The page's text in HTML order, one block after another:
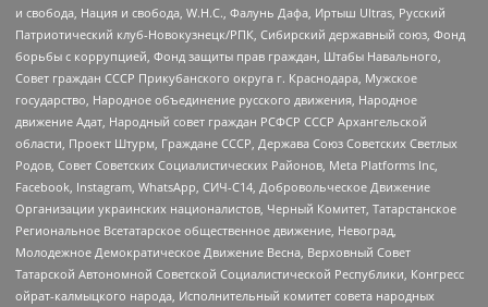
и свобода, Нация и свобода, W.H.С., Фалунь Дафа, Иртыш Ultras, Русский
Патриотический клуб-Новокузнецк/РПК, Сибирский державный союз, Фонд
борьбы с коррупцией, Фонд защиты прав граждан, Штабы Навального,
Совет граждан СССР Прикубанского округа г. Краснодара, Мужское
государство, Народное объединение русского движения, Народное
движение Адат, Народный совет граждан РСФСР СССР Архангельской
области, Проект Штурм, Граждане СССР, Держава Союз Советских Светлых
Родов, Совет Советских Социалистических Районов, Meta Platforms Inc,
Facebook, Instagram, WhatsApp, СИЧ-С14, Добровольческое Движение
Организации украинских националистов, Черный Комитет, Татарстанское
Региональное Всетатарское общественное движение, Невоград,
Молодежное Демократическое Движение Весна, Верховный Совет
Татарской Автономной Советской Социалистической Республики, Конгресс
ойрат-калмыцкого народа, Исполнительный комитет совета народных